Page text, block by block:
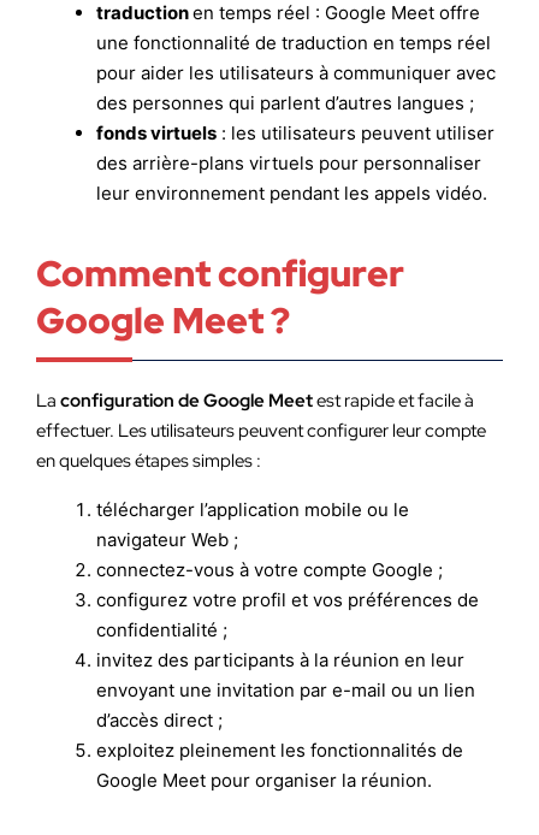
traductionen temps réel : Google Meet offre
une fonctionnalité de traduction en temps réel
pour aider les utilisateurs à communiquer avec
des personnes qui parlent d’autres langues ;
fonds virtuels : les utilisateurs peuvent utiliser
des arrière-plans virtuels pour personnaliser
leur environnement pendant les appels vidéo.
Comment configurer
Google Meet ?
La configuration de Google Meetest rapide et facile à
effectuer. Les utilisateurs peuvent configurer leur compte
en quelques étapes simples :
télécharger l’application mobile ou le
navigateur Web ;
connectez-vous à votre compte Google ;
configurez votre profil et vos préférences de
confidentialité ;
invitez des participants à la réunion en leur
envoyant une invitation par e-mail ou un lien
d’accès direct ;
exploitez pleinement les fonctionnalités de
Google Meet pour organiser la réunion.